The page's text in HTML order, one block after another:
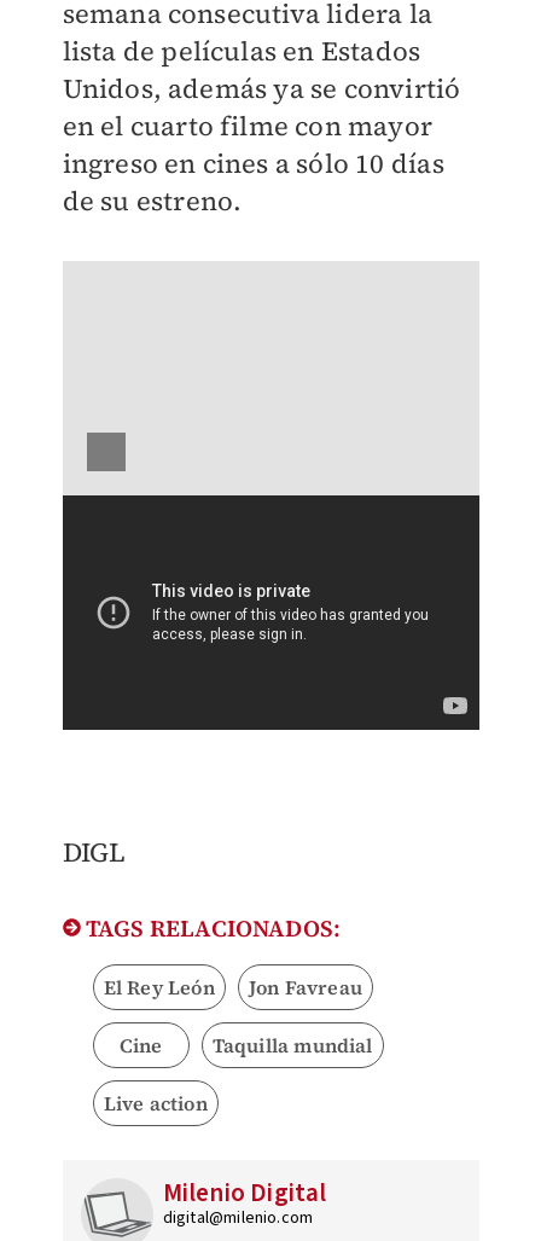
semana consecutiva lidera la
lista de películas en Estados
Unidos, además ya se convirtió
en el cuarto filme con mayor
ingreso en cines a sólo 10 días
de su estreno.
DIGL
TAGS RELACIONADOS:
El Rey León Jon Favreau
Cine Taquilla mundial
Live action
Milenio Digital
digital@milenio.com